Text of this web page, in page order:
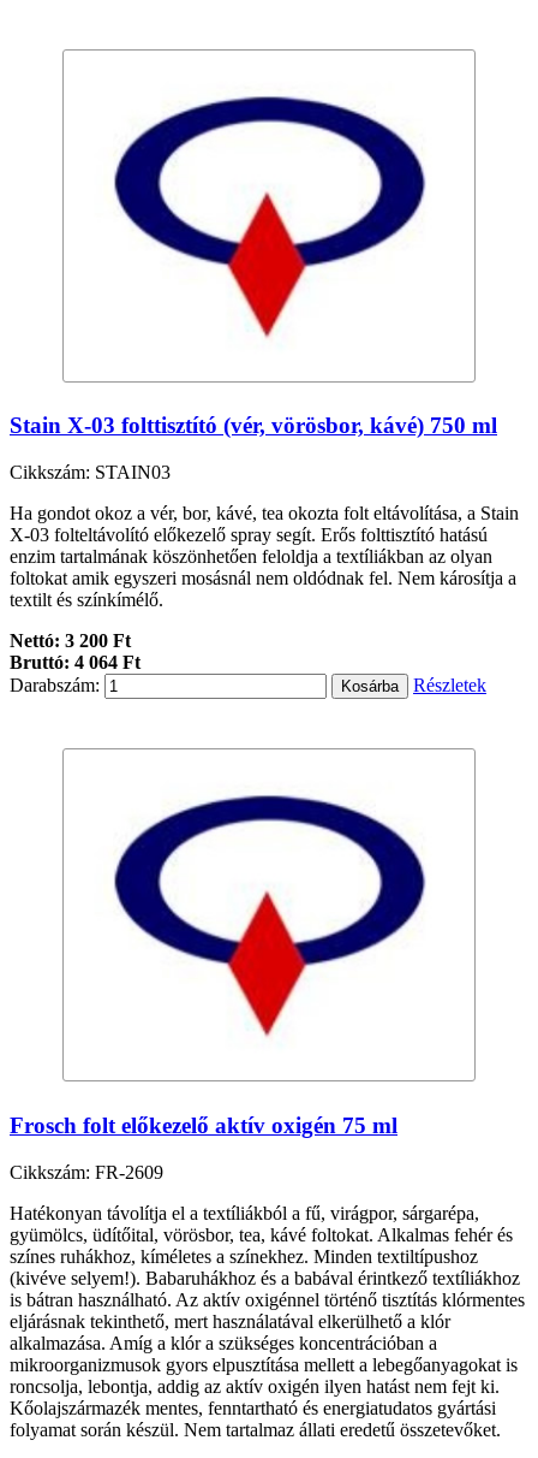
Stain X-03 folttisztító (vér, vörösbor, kávé) 750 ml
Cikkszám: STAIN03
Ha gondot okoz a vér, bor, kávé, tea okozta folt eltávolítása, a Stain
X-03 folteltávolító előkezelő spray segít. Erős folttisztító hatású
enzim tartalmának köszönhetően feloldja a textíliákban az olyan
foltokat amik egyszeri mosásnál nem oldódnak fel. Nem károsítja a
textilt és színkímélő.
Nettó: 3 200 Ft
Bruttó: 4 064 Ft
Darabszám:
Részletek
Frosch folt előkezelő aktív oxigén 75 ml
Cikkszám: FR-2609
Hatékonyan távolítja el a textíliákból a fű, virágpor, sárgarépa,
gyümölcs, üdítőital, vörösbor, tea, kávé foltokat. Alkalmas fehér és
színes ruhákhoz, kíméletes a színekhez. Minden textiltípushoz
(kivéve selyem!). Babaruhákhoz és a babával érintkező textíliákhoz
is bátran használható. Az aktív oxigénnel történő tisztítás klórmentes
eljárásnak tekinthető, mert használatával elkerülhető a klór
alkalmazása. Amíg a klór a szükséges koncentrációban a
mikroorganizmusok gyors elpusztítása mellett a lebegőanyagokat is
roncsolja, lebontja, addig az aktív oxigén ilyen hatást nem fejt ki.
Kőolajszármazék mentes, fenntartható és energiatudatos gyártási
folyamat során készül. Nem tartalmaz állati eredetű összetevőket.